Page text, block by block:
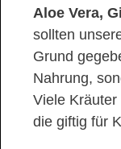
Aloe Vera,
sollten
Grund
Nahrung,
Viele
die giftig für